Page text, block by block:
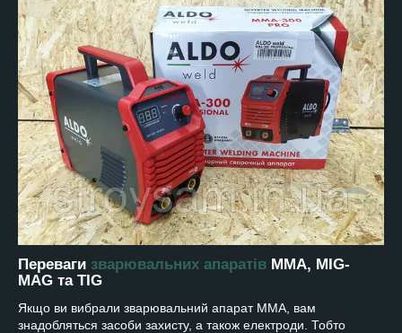
Переваги зварювальних апаратів MMA, MIG-
MAG та TIG
Якщо ви вибрали зварювальний апарат ММА, вам
знадобляться засоби захисту, а також електроди. Тобто